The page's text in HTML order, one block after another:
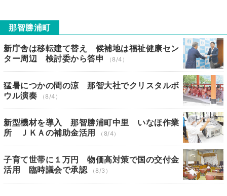
那智勝浦町
新庁舎は移転建て替え 候補地は福祉健康セン
ター周辺 検討委から答申
（8/4）
猛暑につかの間の涼 那智大社でクリスタルボ
ウル演奏
（8/4）
新型機材を導入 那智勝浦町中里 いなほ作業
所 ＪＫＡの補助金活用
（8/4）
子育て世帯に１万円 物価高対策で国の交付金
活用 臨時議会で承認
（8/3）